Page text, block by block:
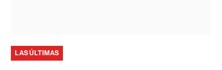
LAS ÚLTIMAS